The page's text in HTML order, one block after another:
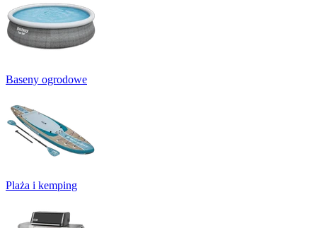
Baseny ogrodowe
Plaża i kemping